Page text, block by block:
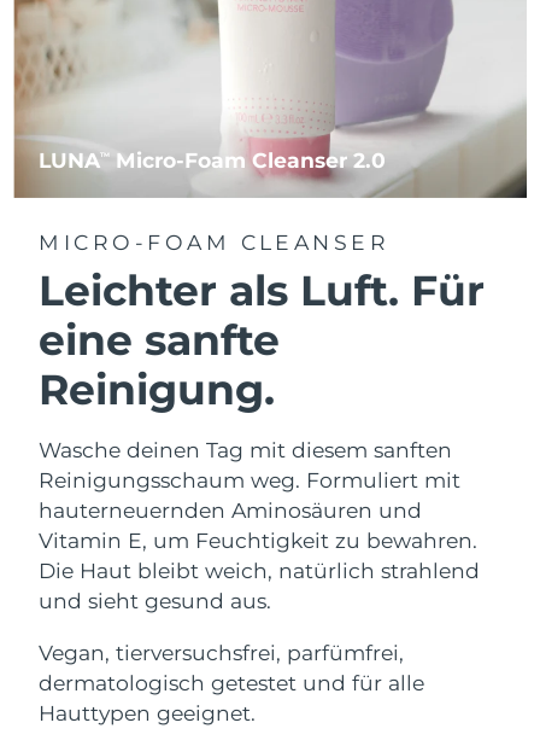
LUNATM Micro-Foam Cleanser 2.0
MICRO-FOAM CLEANSER
Leichter als Luft. Für
eine sanfte
Reinigung.
Wasche deinen Tag mit diesem sanften
Reinigungsschaum weg. Formuliert mit
hauterneuernden Aminosäuren und
Vitamin E, um Feuchtigkeit zu bewahren.
Die Haut bleibt weich, natürlich strahlend
und sieht gesund aus.
Vegan, tierversuchsfrei, parfümfrei,
dermatologisch getestet und für alle
Hauttypen geeignet.